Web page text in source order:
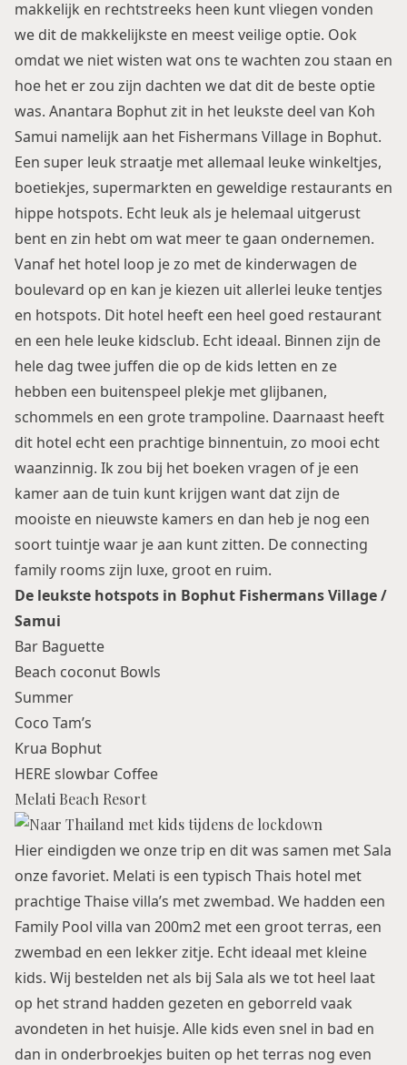
makkelijk en rechtstreeks heen kunt vliegen vonden
we dit de makkelijkste en meest veilige optie. Ook
omdat we niet wisten wat ons te wachten zou staan en
hoe het er zou zijn dachten we dat dit de beste optie
was. Anantara Bophut zit in het leukste deel van Koh
Samui namelijk aan het Fishermans Village in Bophut.
Een super leuk straatje met allemaal leuke winkeltjes,
boetiekjes, supermarkten en geweldige restaurants en
hippe hotspots. Echt leuk als je helemaal uitgerust
bent en zin hebt om wat meer te gaan ondernemen.
Vanaf het hotel loop je zo met de kinderwagen de
boulevard op en kan je kiezen uit allerlei leuke tentjes
en hotspots. Dit hotel heeft een heel goed restaurant
en een hele leuke kidsclub. Echt ideaal. Binnen zijn de
hele dag twee juffen die op de kids letten en ze
hebben een buitenspeel plekje met glijbanen,
schommels en een grote trampoline. Daarnaast heeft
dit hotel echt een prachtige binnentuin, zo mooi echt
waanzinnig. Ik zou bij het boeken vragen of je een
kamer aan de tuin kunt krijgen want dat zijn de
mooiste en nieuwste kamers en dan heb je nog een
soort tuintje waar je aan kunt zitten. De connecting
family rooms zijn luxe, groot en ruim.
De leukste hotspots in Bophut Fishermans Village /
Samui
Bar Baguette
Beach coconut Bowls
Summer
Coco Tam’s
Krua Bophut
HERE slowbar Coffee
Melati Beach Resort
Hier eindigden we onze trip en dit was samen met Sala
onze favoriet. Melati is een typisch Thais hotel met
prachtige Thaise villa’s met zwembad. We hadden een
Family Pool villa van 200m2 met een groot terras, een
zwembad en een lekker zitje. Echt ideaal met kleine
kids. Wij bestelden net als bij Sala als we tot heel laat
op het strand hadden gezeten en geborreld vaak
avondeten in het huisje. Alle kids even snel in bad en
dan in onderbroekjes buiten op het terras nog even